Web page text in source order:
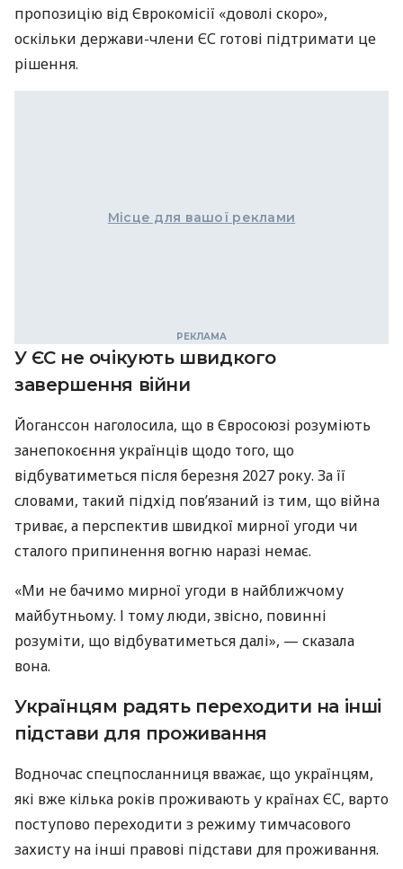
пропозицію від Єврокомісії «доволі скоро»,
оскільки держави-члени ЄС готові підтримати це
рішення.
Місце для вашої реклами
У ЄС не очікують швидкого
завершення війни
Йоганссон наголосила, що в Євросоюзі розуміють
занепокоєння українців щодо того, що
відбуватиметься після березня 2027 року. За її
словами, такий підхід пов’язаний із тим, що війна
триває, а перспектив швидкої мирної угоди чи
сталого припинення вогню наразі немає.
«Ми не бачимо мирної угоди в найближчому
майбутньому. І тому люди, звісно, повинні
розуміти, що відбуватиметься далі», — сказала
вона.
Українцям радять переходити на інші
підстави для проживання
Водночас спецпосланниця вважає, що українцям,
які вже кілька років проживають у країнах ЄС, варто
поступово переходити з режиму тимчасового
захисту на інші правові підстави для проживання.